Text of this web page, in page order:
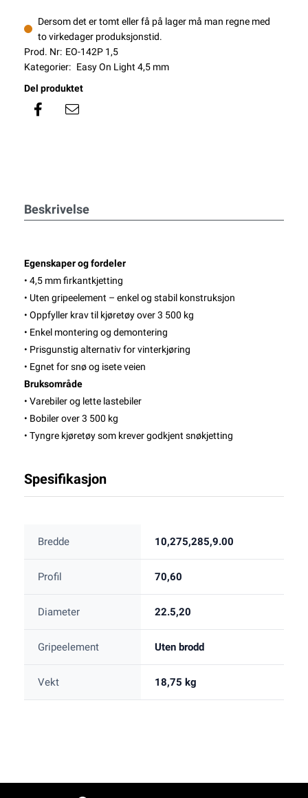
Dersom det er tomt eller få på lager må man regne med
to virkedager produksjonstid.
Prod. Nr: EO-142P 1,5
Kategorier: Easy On Light 4,5 mm
Del produktet
Beskrivelse
Egenskaper og fordeler
• 4,5 mm firkantkjetting
• Uten gripeelement – enkel og stabil konstruksjon
• Oppfyller krav til kjøretøy over 3 500 kg
• Enkel montering og demontering
• Prisgunstig alternativ for vinterkjøring
• Egnet for snø og isete veien
Bruksområde
• Varebiler og lette lastebiler
• Bobiler over 3 500 kg
• Tyngre kjøretøy som krever godkjent snøkjetting
Spesifikasjon
Bredde 10,275,285,9.00
Profil 70,60
Diameter 22.5,20
Gripeelement Uten brodd
Vekt 18,75 kg